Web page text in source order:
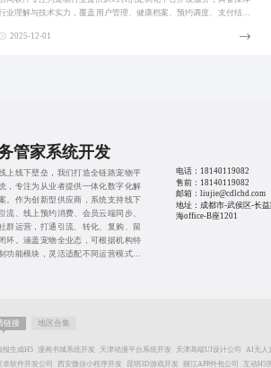
业理解与技术实力，覆盖用户管理、健康档案、预约调度、支付结算
企业快速
2025-12-01
管家系统开发
上线下壁垒，我们打造全链路宠物平
，专注为从业者提供一体化数字化解
。作为创新型供应商，系统支持线下
流、线上预约消费、会员云端同步、
群运营，打通引流、转化、复购、留
环。涵盖宠物全业态，可根据机构特
功能模块，灵活适配不同运营模式，
电话： 18140119082
售前： 18140119082
邮箱：liujie@cdlchd.com
地址：成都市-武侯区-长
海office-B座1201
链接 地区合集
报生成H5 漫画书城系统开发 天津动漫平台系统开发 天津高端UI设计公司
AI无人
卓软件开发公司
西安微信小程序开发 昆明3D游戏开发 丽江APP外包公司 互动H5